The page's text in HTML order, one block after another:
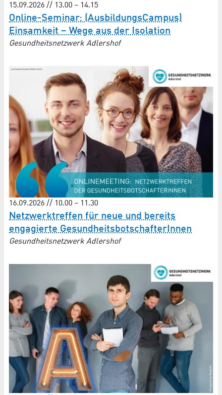
15.09.2026 // 13.00 – 14.15
Online-Seminar: (AusbildungsCampus)
Einsamkeit – Wege aus der Isolation
Gesundheitsnetzwerk Adlershof
16.09.2026 // 10.00 – 11.30
Netzwerktreffen für neue und bereits
engagierte Gesund­heits­botschafterInnen
Gesundheitsnetzwerk Adlershof